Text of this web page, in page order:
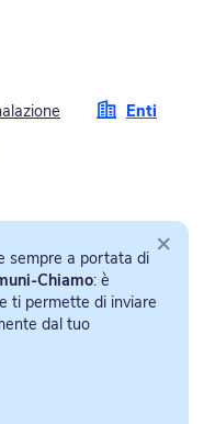
Enti
sempre a portata di
Chiamo: è
ti permette di inviare
dal tuo
×